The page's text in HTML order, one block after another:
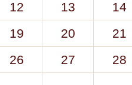
12 13
14
19 20
21
26 27
28